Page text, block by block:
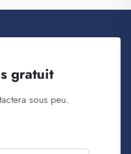
gratuit
sous peu.